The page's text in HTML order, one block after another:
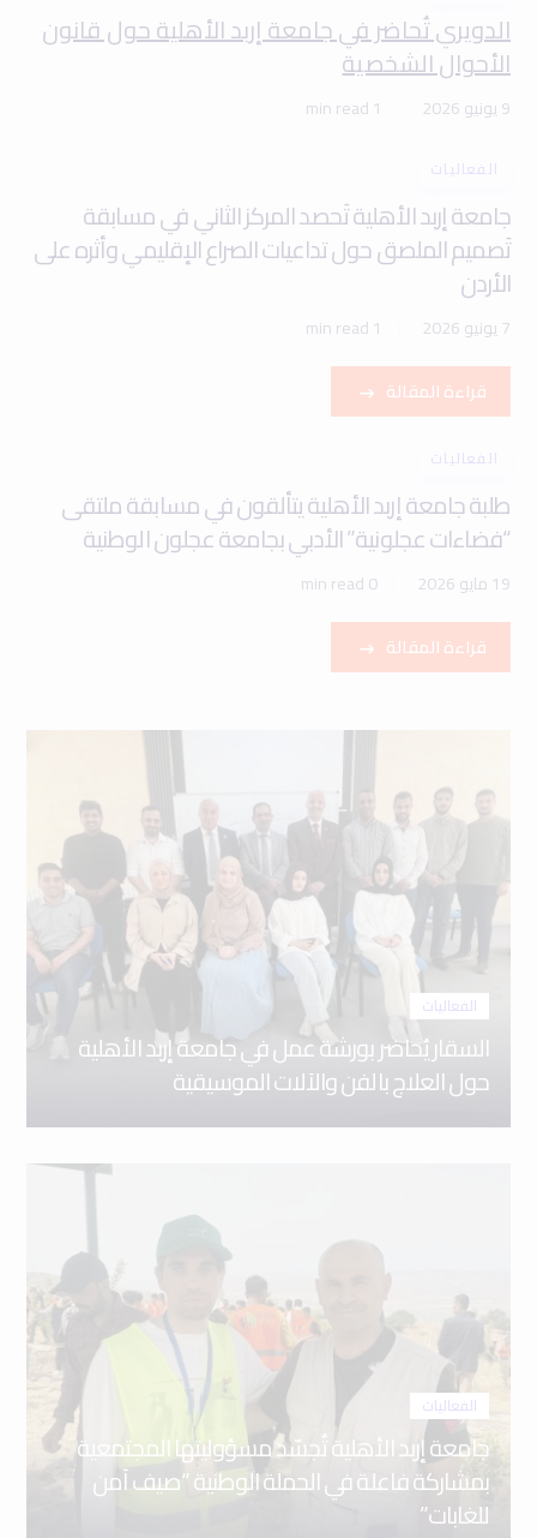
الدويري تُحاضر في جامعة إربد الأهلية حول قانون
الأحوال الشخصية
9 يونيو 2026 1 min read
الفعاليات
جامعة إربد الأهلية تَحصد المركز الثاني في مسابقة
تَصميم الملصق حول تداعيات الصراع الإقليمي وأثره على
الأردن
7 يونيو 2026 1 min read
قراءة المقالة
الفعاليات
طلبة جامعة إربد الأهلية يتألقون في مسابقة ملتقى
“فضاءات عجلونية” الأدبي بجامعة عجلون الوطنية
19 مايو 2026 0 min read
قراءة المقالة
الفعاليات
السقار يُحاضر بورشة عمل في جامعة إربد الأهلية
حول العلاج بالفن والآلات الموسيقية
الفعاليات
جامعة إربد الأهلية تُجسّد مسؤوليتها المجتمعية
بمشاركة فاعلة في الحملة الوطنية “صيف آمن
للغابات”